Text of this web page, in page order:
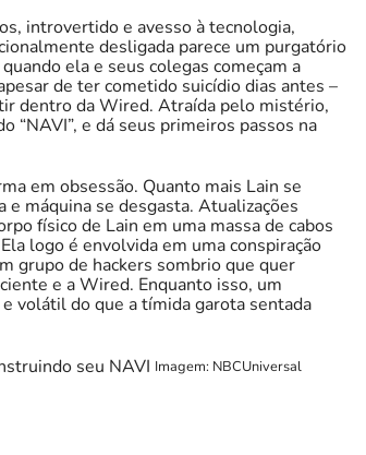
introvertido e avesso à tecnologia,
desligada parece um purgatório
ela e seus colegas começam a
de ter cometido suicídio dias antes –
dentro da Wired. Atraída pelo mistério,
“NAVI”, e dá seus primeiros passos na
em obsessão. Quanto mais Lain se
máquina se desgasta. Atualizações
físico de Lain em uma massa de cabos
logo é envolvida em uma conspiração
grupo de hackers sombrio que quer
e a Wired. Enquanto isso, um
volátil do que a tímida garota sentada
Imagem: NBCUniversal